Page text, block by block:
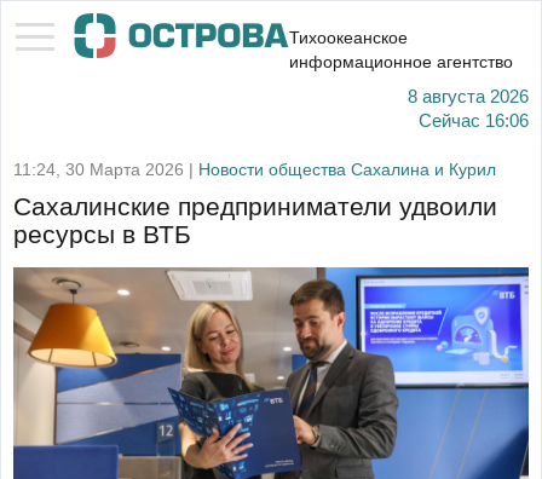
Тихоокеанское
информационное агентство
8 августа 2026
Сейчас 16:06
11:24, 30 Марта 2026 | Новости общества Сахалина и Курил
Сахалинские предприниматели удвоили
ресурсы в ВТБ